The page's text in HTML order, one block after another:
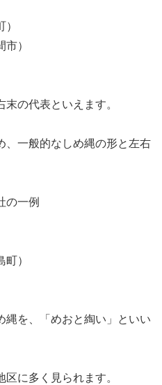
）
の代表といえます。
、一般的なしめ縄の形と左右
の一例
）
縄を、「めおと綯い」といい
に多く見られます。